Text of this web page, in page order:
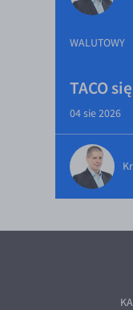
WALUTOWY
TACO
04 sie 2026